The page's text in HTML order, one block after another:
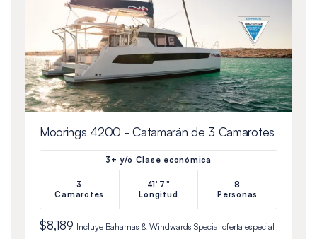
Moorings 4200 - Catamarán de 3 Camarotes
3+ y/o Clase económica
3
Camarotes
41'7"
Longitud
8
Personas
$8,189 Incluye Bahamas & Windwards Special oferta especial